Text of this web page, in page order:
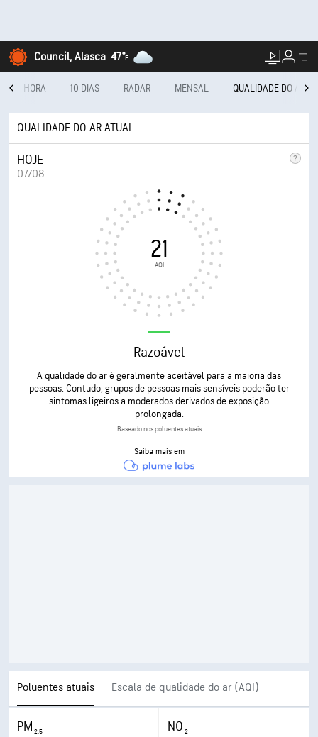
Council, Alasca 47°F
HORA 10 DIAS RADAR MENSAL QUALIDADE DO AR
QUALIDADE DO AR ATUAL
HOJE
07/08
21
AQI
Razoável
A qualidade do ar é geralmente aceitável para a maioria das
pessoas. Contudo, grupos de pessoas mais sensíveis poderão ter
sintomas ligeiros a moderados derivados de exposição
prolongada.
Baseado nos poluentes atuais
Saiba mais em
Poluentes atuais Escala de qualidade do ar (AQI)
PM2.5 NO2